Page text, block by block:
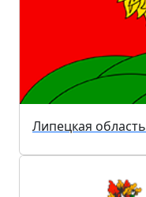
Липецкая область